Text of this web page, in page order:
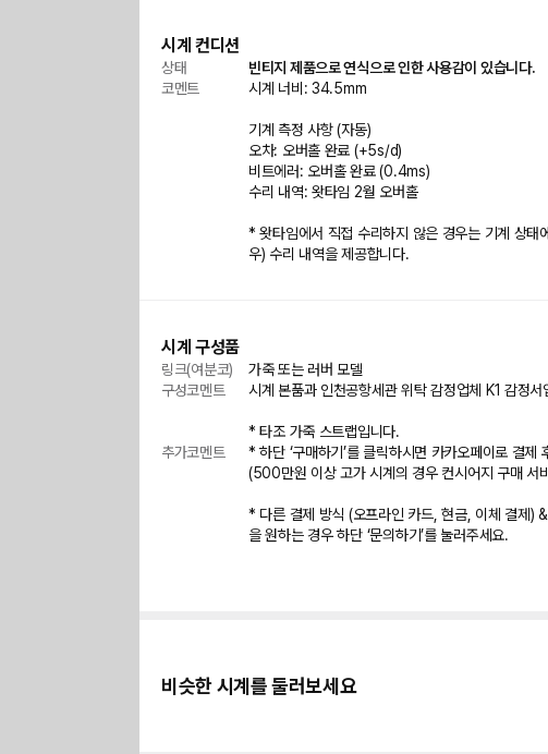
시계 컨디션
상태
빈티지 제품으로 연식으로 인한 사용감이 있습니다.
코멘트
시계 너비: 34.5mm
기계 측정 사항 (자동)
오차: 오버홀 완료 (+5s/d)
비트에러: 오버홀 완료 (0.4ms)
수리 내역: 왓타임 2월 오버홀
* 왓타임에서 직접 수리하지 않은 경우는 기계 상태
우) 수리 내역을 제공합니다.
시계 구성품
링크(여분코)
가죽 또는 러버 모델
구성코멘트
시계 본품과 인천공항세관 위탁 감정업체 K1 감정서
* 타조 가죽 스트랩입니다.
추가코멘트
* 하단 ‘구매하기’를 클릭하시면 카카오페이로 결제
(500만원 이상 고가 시계의 경우 컨시어지 구매 서
* 다른 결제 방식 (오프라인 카드, 현금, 이체 결제)
을 원하는 경우 하단 ‘문의하기’를 눌러주세요.
비슷한 시계를 둘러보세요